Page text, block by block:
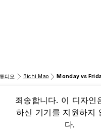
디오 Bichi Mao Monday vs
죄송합니다. 이 디자인
하신 기기를 지원하지
다.